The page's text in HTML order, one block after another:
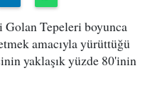
Tepeleri boyunca
amacıyla yürüttüğü
yaklaşık yüzde 80'inin